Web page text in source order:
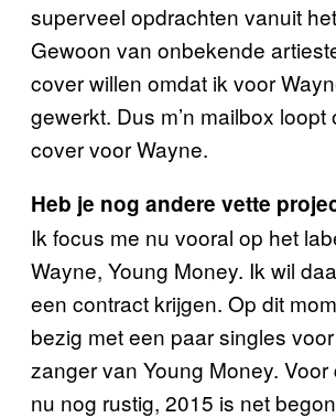
superveel opdrachten vanuit
Gewoon van onbekende
cover willen omdat ik voor
gewerkt. Dus m’n mailbox
cover voor Wayne.
Heb je nog andere vette
Ik focus me nu vooral op het
Wayne, Young Money. Ik wil
een contract krijgen. Op dit
bezig met een paar singles
zanger van Young Money. Voor
nu nog rustig, 2015 is net